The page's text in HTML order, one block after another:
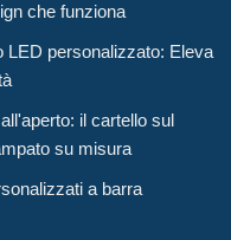
che funziona
LED personalizzato: Eleva
il cartello sul
su misura
a barra